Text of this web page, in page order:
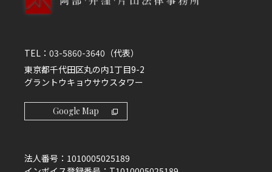
TEL： 03-5860-3640 （代表）
東京都千代田区丸の内1丁目9-2
グラントウキョウサウスタワー
Google Map
法人番号： 1010005025189